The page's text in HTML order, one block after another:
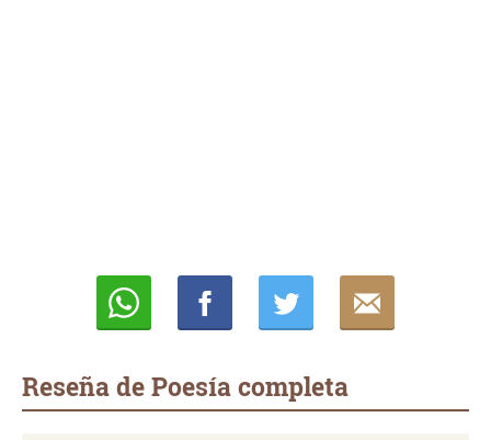
Reseña de Poesía completa